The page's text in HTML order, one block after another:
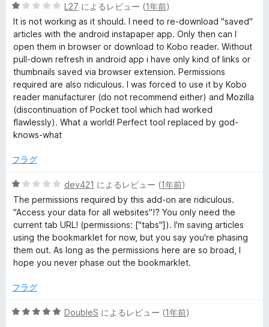
5
段
階
中
1
の
評
価
L27 によるレビュー (1年前)
It is not working as it should. I need to re-download "saved"
articles with the android instapaper app. Only then can I
open them in browser or download to Kobo reader. Without
pull-down refresh in android app i have only kind of links or
thumbnails saved via browser extension. Permissions
required are also ridiculous. I was forced to use it by Kobo
reader manufacturer (do not recommend either) and Mozilla
(discontinuation of Pocket tool which had worked
flawlessly). What a world! Perfect tool replaced by god-
knows-what
フラグ
5
段
階
中
1
の
評
dev421 によるレビュー (1年前)
The permissions required by this add-on are ridiculous.
"Access your data for all websites"!? You only need the
current tab URL! (permissions: ["tabs"]). I'm saving articles
using the bookmarklet for now, but you say you're phasing
them out. As long as the permissions here are so broad, I
hope you never phase out the bookmarklet.
フラグ
5
DoubleS によるレビュー (1年前)